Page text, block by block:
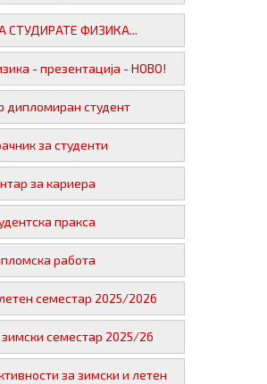
СТУДИРАТЕ ФИЗИКА...
- презентација - НОВО!
дипломиран студент
за студенти
за кариера
пракса
работа
семестар 2025/2026
семестар 2025/26
за зимски и летен